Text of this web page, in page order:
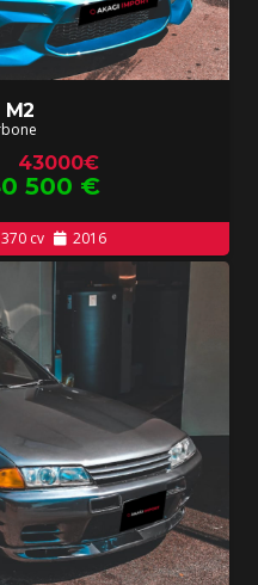
M2
43000€
500 €
370cv 2016